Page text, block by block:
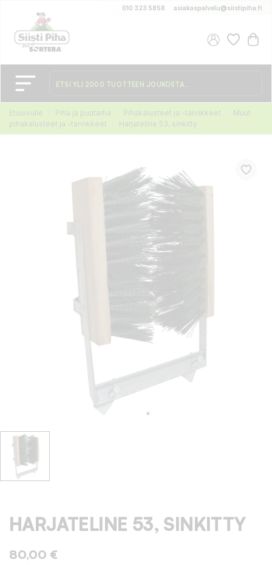
010 323 5858 asiakaspalvelu@siistipiha.fi
Etusivulle Piha ja puutarha Pihakalusteet ja -tarvikkeet
Muut
pihakalusteet ja -tarvikkeet
Harjateline 53, sinkitty
HARJATELINE 53, SINKITTY
80,00 €